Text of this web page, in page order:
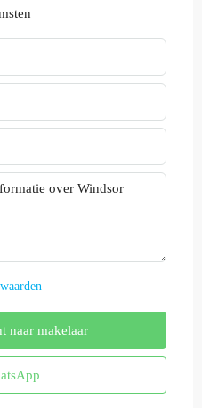
naar makelaar